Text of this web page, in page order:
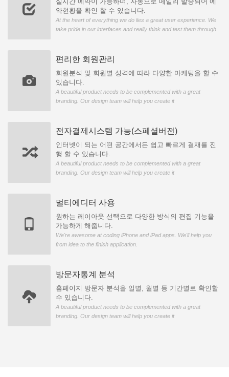
약현황을 확인 할 수 있습니다.
At the heart of everything we do lies a great user experience. We
take pride in our interfaces and really think and test them through
편리한 회원관리
회원분석 및 회원별 성격에 따라 다양한 마케팅을 할 수
있습니다.
A beautiful product needs to be complemented with a great
branding. Our design team will help you create it
전자결제시스템 가능(스페셜버전)
인터넷이 되는 어떤 공간에서든 쉽고 빠르게 결재를 진
행 할 수 있습니다.
A beautiful product needs to be complemented with a great
branding. Our design team will help you create it
멀티에디터 사용
원하는 레이아웃 선택으로 다양한 방식의 편집 기능을
가능하게 해줍니다.
We're awesome at coding iPhone and iPad apps. We'll help you
from idea to the finish application.
방문자통계 분석
홈페이지 방문자 분석을 일별, 월별 등 기간별로 확인할
수 있습니다.
A beautiful product needs to be complemented with a great
branding. Our design team will help you create it